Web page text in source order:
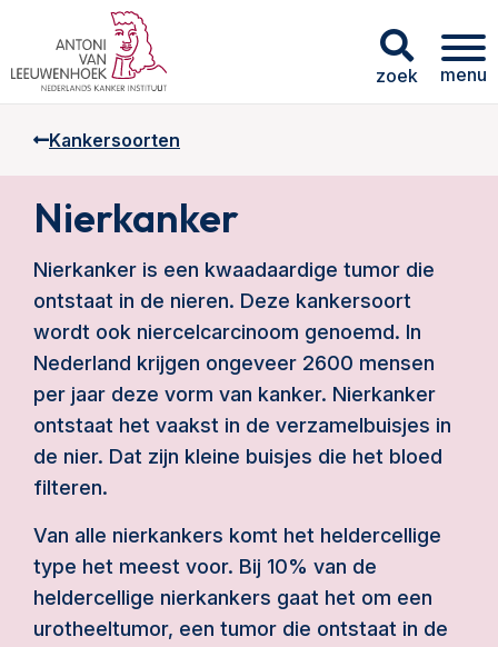
zoek menu
Kankersoorten
Nierkanker
Nierkanker is een kwaadaardige tumor die
ontstaat in de nieren. Deze kankersoort
wordt ook niercelcarcinoom genoemd. In
Nederland krijgen ongeveer 2600 mensen
per jaar deze vorm van kanker. Nierkanker
ontstaat het vaakst in de verzamelbuisjes in
de nier. Dat zijn kleine buisjes die het bloed
filteren.
Van alle nierkankers komt het heldercellige
type het meest voor. Bij 10% van de
heldercellige nierkankers gaat het om een
urotheeltumor, een tumor die ontstaat in de